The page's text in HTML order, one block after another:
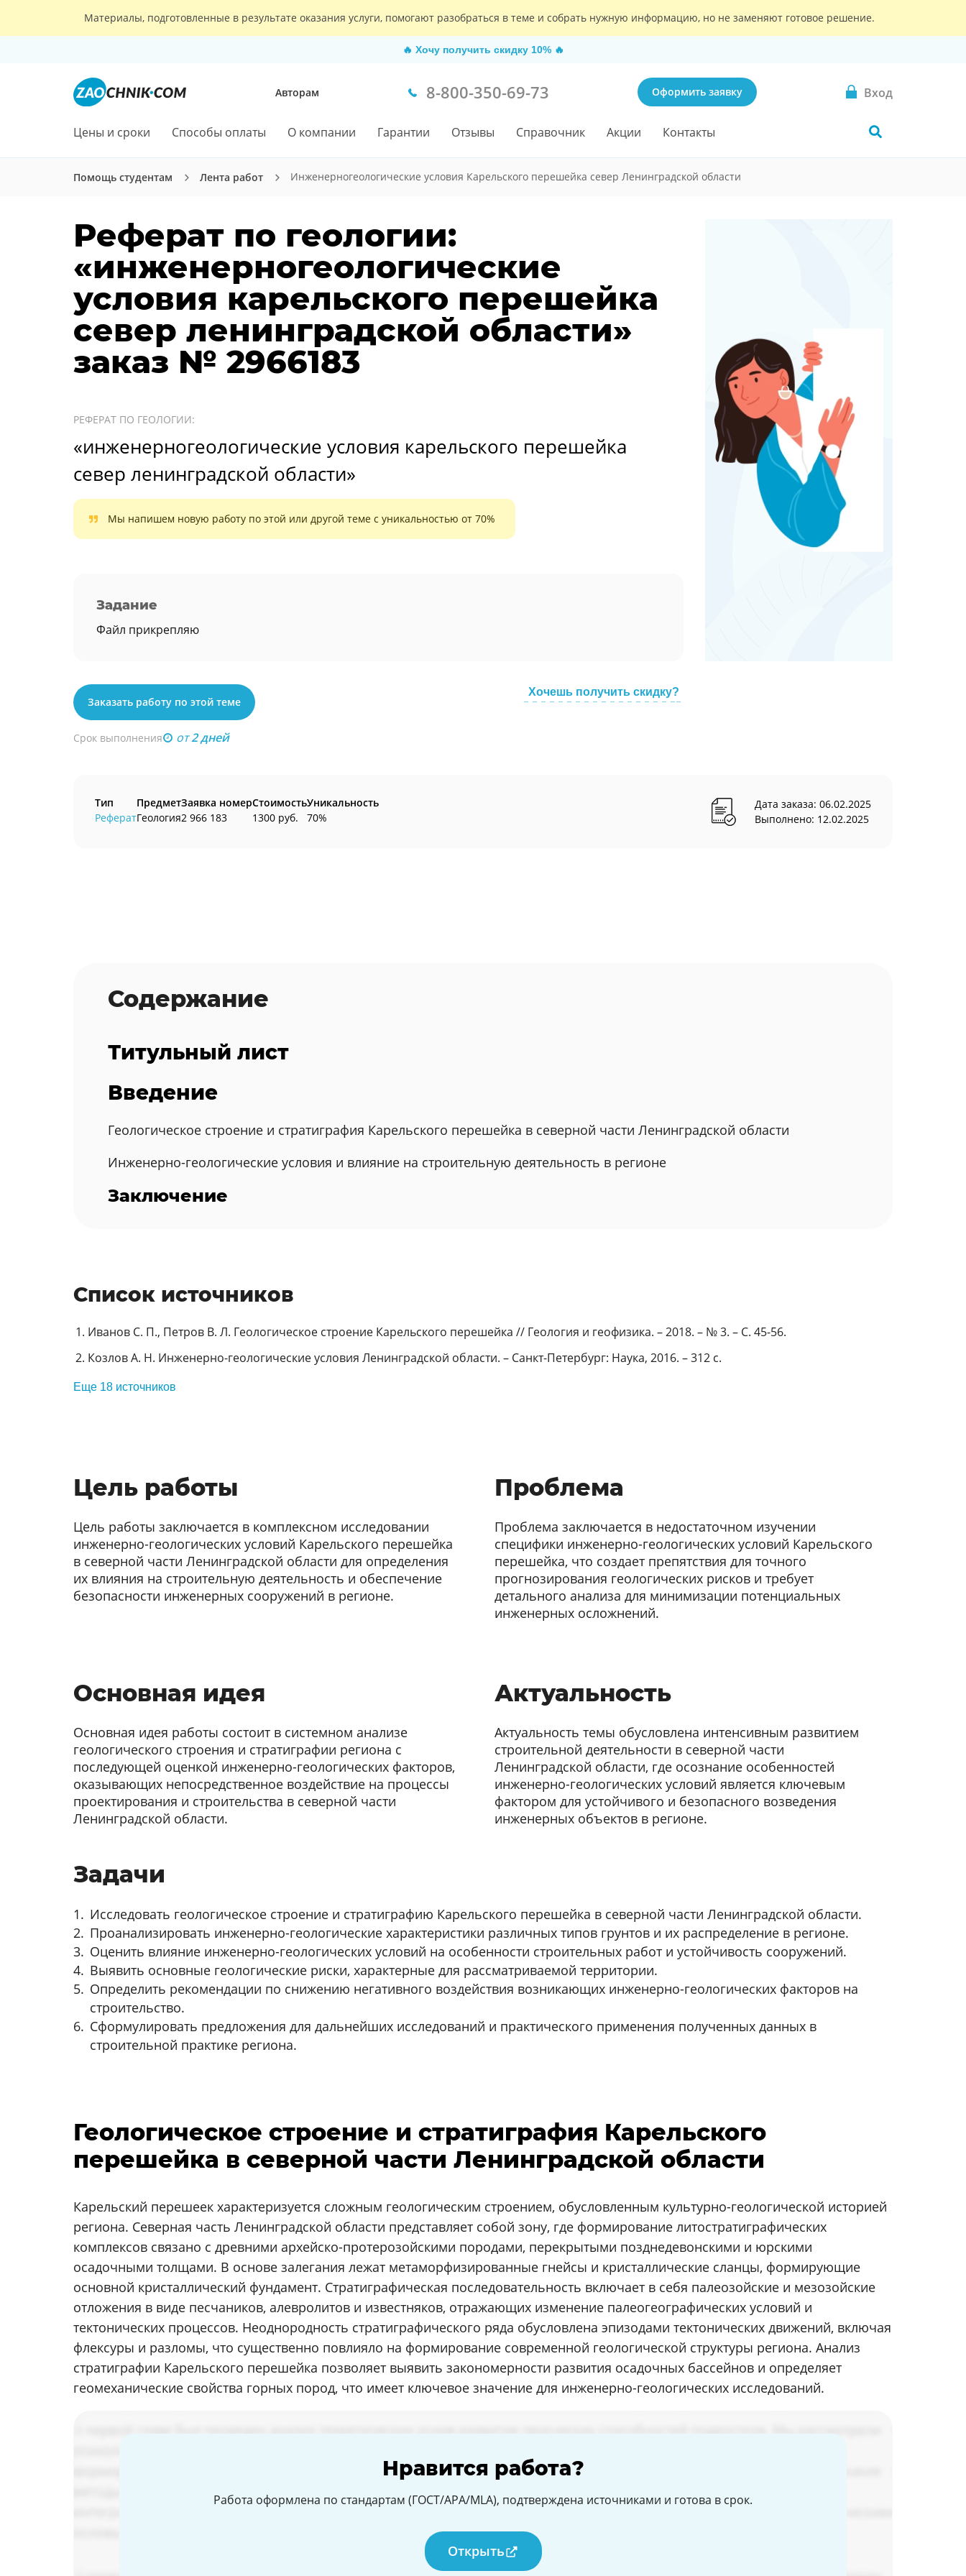
Материалы, подготовленные в результате оказания услуги, помогают разобраться в теме и собрать нужную информацию, но не заменяют готовое решение.
🔥 Хочу получить скидку 10% 🔥
Авторам 8-800-350-69-73 Оформить заявку Вход
Цены и сроки Способы оплаты О компании Гарантии Отзывы Справочник Акции Контакты
Помощь студентам Лента работ Инженерногеологические условия Карельского перешейка север Ленинградской области
Реферат по геологии:
«инженерногеологические
условия карельского перешейка
север ленинградской области»
заказ № 2966183
РЕФЕРАТ ПО ГЕОЛОГИИ:
«инженерногеологические условия карельского перешейка
север ленинградской области»
Мы напишем новую работу по этой или другой теме с уникальностью от 70%
Задание
Файл прикрепляю
Заказать работу по этой теме
Срок выполнения от2 дней
Хочешь получить скидку?
Тип
Реферат
Предмет
Геология
Заявка номер
2 966 183
Стоимость
1300 руб.
Уникальность
70%
Дата заказа: 06.02.2025
Выполнено: 12.02.2025
Содержание
Титульный лист
Введение
Геологическое строение и стратиграфия Карельского перешейка в северной части Ленинградской области
Инженерно-геологические условия и влияние на строительную деятельность в регионе
Заключение
Список источников
Иванов С. П., Петров В. Л. Геологическое строение Карельского перешейка // Геология и геофизика. – 2018. – № 3. – С. 45-56.
Козлов А. Н. Инженерно-геологические условия Ленинградской области. – Санкт-Петербург: Наука, 2016. – 312 с.
Еще 18 источников
Цель работы
Цель работы заключается в комплексном исследовании
инженерно-геологических условий Карельского перешейка
в северной части Ленинградской области для определения
их влияния на строительную деятельность и обеспечение
безопасности инженерных сооружений в регионе.
Проблема
Проблема заключается в недостаточном изучении
специфики инженерно-геологических условий Карельского
перешейка, что создает препятствия для точного
прогнозирования геологических рисков и требует
детального анализа для минимизации потенциальных
инженерных осложнений.
Основная идея
Основная идея работы состоит в системном анализе
геологического строения и стратиграфии региона с
последующей оценкой инженерно-геологических факторов,
оказывающих непосредственное воздействие на процессы
проектирования и строительства в северной части
Ленинградской области.
Актуальность
Актуальность темы обусловлена интенсивным развитием
строительной деятельности в северной части
Ленинградской области, где осознание особенностей
инженерно-геологических условий является ключевым
фактором для устойчивого и безопасного возведения
инженерных объектов в регионе.
Задачи
Исследовать геологическое строение и стратиграфию Карельского перешейка в северной части Ленинградской области.
Проанализировать инженерно-геологические характеристики различных типов грунтов и их распределение в регионе.
Оценить влияние инженерно-геологических условий на особенности строительных работ и устойчивость сооружений.
Выявить основные геологические риски, характерные для рассматриваемой территории.
Определить рекомендации по снижению негативного воздействия возникающих инженерно-геологических факторов на
строительство.
Сформулировать предложения для дальнейших исследований и практического применения полученных данных в
строительной практике региона.
Геологическое строение и стратиграфия Карельского
перешейка в северной части Ленинградской области
Карельский перешеек характеризуется сложным геологическим строением, обусловленным культурно-геологической историей
региона. Северная часть Ленинградской области представляет собой зону, где формирование литостратиграфических
комплексов связано с древними архейско-протерозойскими породами, перекрытыми позднедевонскими и юрскими
осадочными толщами. В основе залегания лежат метаморфизированные гнейсы и кристаллические сланцы, формирующие
основной кристаллический фундамент. Стратиграфическая последовательность включает в себя палеозойские и мезозойские
отложения в виде песчаников, алевролитов и известняков, отражающих изменение палеогеографических условий и
тектонических процессов. Неоднородность стратиграфического ряда обусловлена эпизодами тектонических движений, включая
флексуры и разломы, что существенно повлияло на формирование современной геологической структуры региона. Анализ
стратиграфии Карельского перешейка позволяет выявить закономерности развития осадочных бассейнов и определяет
геомеханические свойства горных пород, что имеет ключевое значение для инженерно-геологических исследований.
Нравится работа?
Работа оформлена по стандартам (ГОСТ/APA/MLA), подтверждена источниками и готова в срок.
Открыть